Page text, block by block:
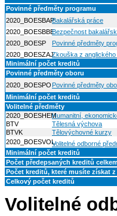
Povinné předměty programu
2020_BOESBAPBakalářská práce
2020_BOESBBEBezpečnost
2020_BOESP
Povinné předměty
2020_BOESZAJZkouška z
Minimální počet kreditů
Povinné předměty oboru
2020_BOESPO Povinné předměty
Minimální počet kreditů
Volitelné předměty
2020_BOESHEMHumanitní,
BTV
Tělesná výchova
BTVK
Tělovýchovné kurzy
2020_BOESVOLVolitelné odborné
Minimální počet kreditů
Počet předepsaných kreditů
Počet kreditů, které musíte získat
Celkový počet kreditů
Volitelné